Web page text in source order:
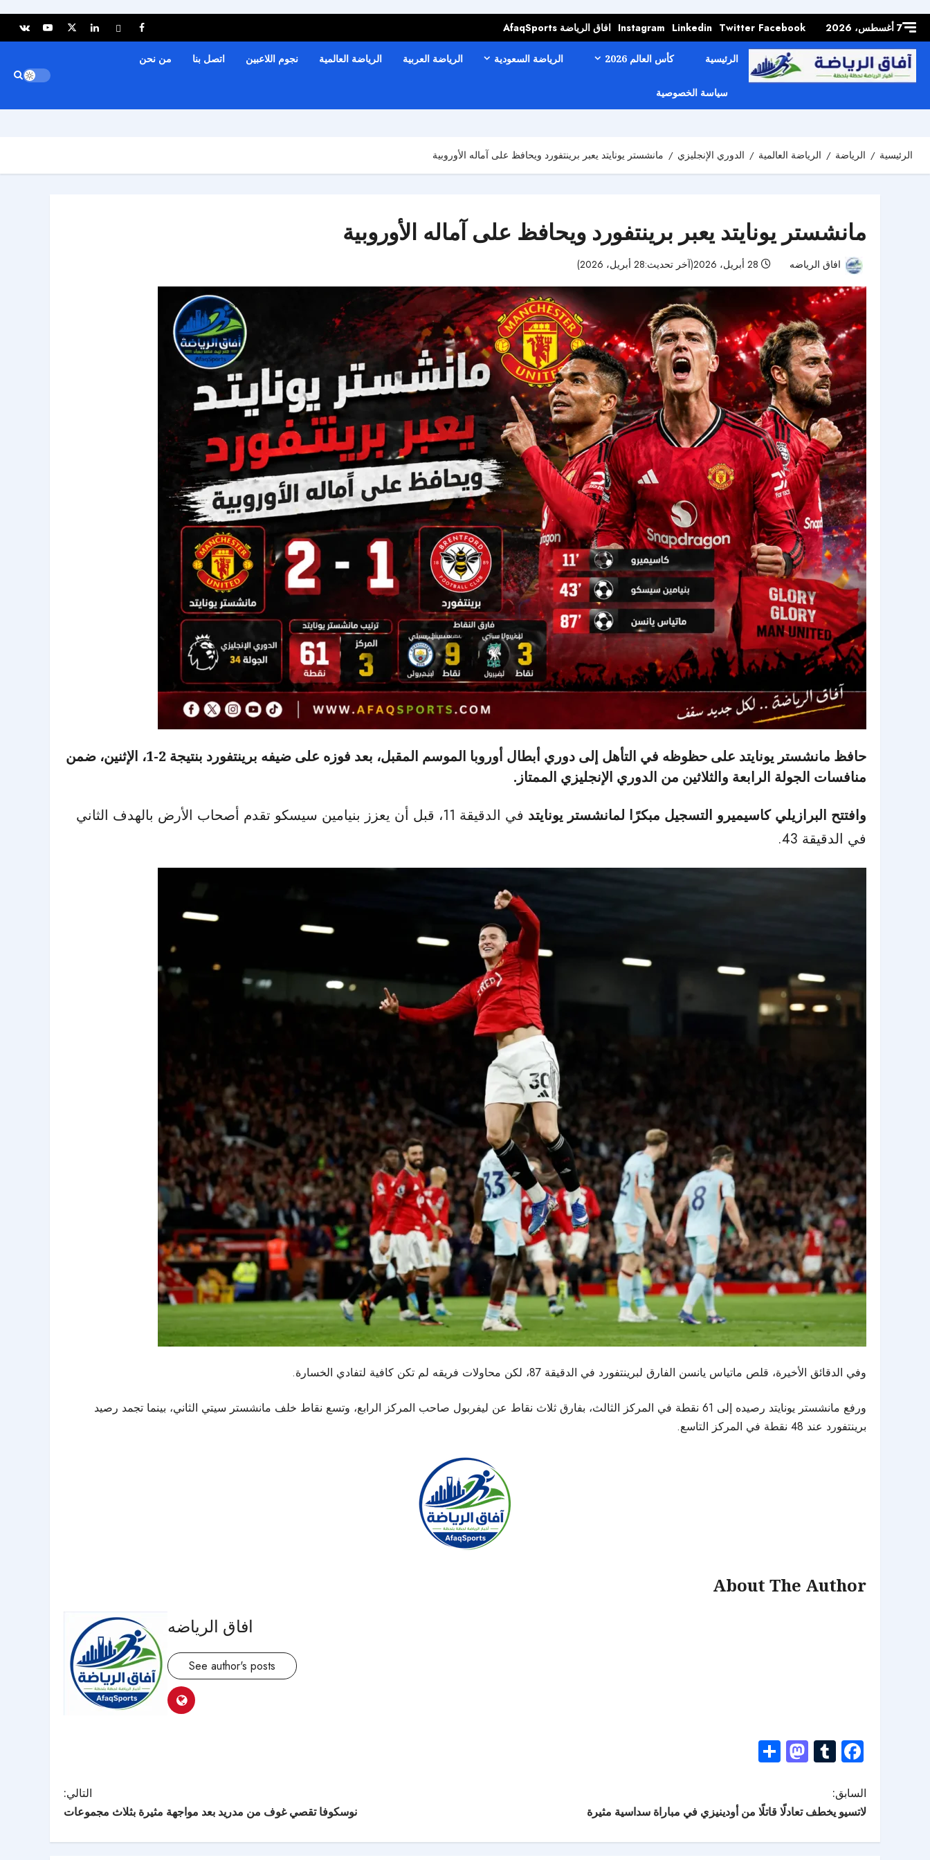
content7 أغسطس، 2026 Facebook
Twitter
Linkedin
Instagram افاق الرياضة AfaqSports
الرئيسية كأس العالم 2026 الرياضة السعودية الرياضة العربية الرياضة العالمية نجوم اللاعبين اتصل بنا من نحن
سياسة الخصوصية
الرئيسية الرياضة الرياضة العالمية الدوري الإنجليزي مانشستر يونايتد يعبر برينتفورد ويحافظ على آماله الأوروبية
مانشستر يونايتد يعبر برينتفورد ويحافظ على آماله الأوروبية
افاق الرياضه
حافظ مانشستر يونايتد على حظوظه في التأهل إلى دوري أبطال أوروبا الموسم المقبل، بعد فوزه على ضيفه برينتفورد بنتيجة 2-1، الإثنين، ضمن
منافسات الجولة الرابعة والثلاثين من الدوري الإنجليزي الممتاز.
وافتتح البرازيلي كاسيميرو التسجيل مبكرًا لمانشستر يونايتد
في الدقيقة 11، قبل أن يعزز بنيامين سيسكو تقدم أصحاب الأرض بالهدف الثاني
في الدقيقة 43.
وفي الدقائق الأخيرة، قلص ماتياس يانسن الفارق لبرينتفورد في الدقيقة 87، لكن محاولات فريقه لم تكن كافية لتفادي الخسارة.
ورفع مانشستر يونايتد رصيده إلى 61 نقطة في المركز الثالث، بفارق ثلاث نقاط عن ليفربول صاحب المركز الرابع، وتسع نقاط خلف مانشستر سيتي الثاني، بينما تجمد رصيد
برينتفورد عند 48 نقطة في المركز التاسع.
About The Author
افاق الرياضه
See author's posts
Facebook
Tumblr
Mastodon
السابق:
لاتسيو يخطف تعادلًا قاتلًا من أودينيزي في مباراة سداسية مثيرة
التالي:
نوسكوفا تقصي غوف من مدريد بعد مواجهة مثيرة بثلاث مجموعات